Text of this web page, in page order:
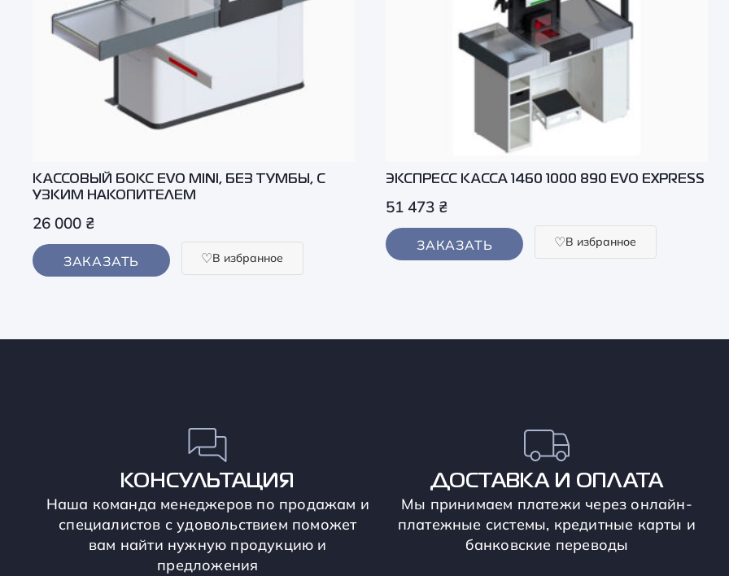
КАССОВЫЙ БОКС EVO MINI, БЕЗ ТУМБЫ, С
УЗКИМ НАКОПИТЕЛЕМ
26 000 ₴
ЗАКАЗАТЬ В избранное
ЭКСПРЕСС КАССА 1460 1000 890 EVO EXPRESS
51 473 ₴
ЗАКАЗАТЬ В избранное
КОНСУЛЬТАЦИЯ
Наша команда менеджеров по продажам и
специалистов с удовольствием поможет
вам найти нужную продукцию и
предложения
ДОСТАВКА И ОПЛАТА
Мы принимаем платежи через онлайн-
платежные системы, кредитные карты и
банковские переводы